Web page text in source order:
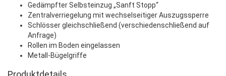
Gedämpfter Selbsteinzug „Sanft Stopp“
Zentralverriegelung mit wechselseitiger Auszugssperre
Schlösser gleichschließend (verschiedenschließend auf
Anfrage)
Rollen im Boden eingelassen
Metall-Bügelgriffe